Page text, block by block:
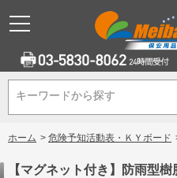
キーワードから探す
キーワードから探す
ホーム > 危険予知活動表・ＫＹボード
【マグネット付き】防雨型